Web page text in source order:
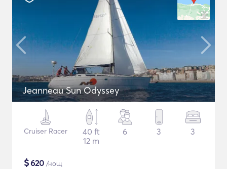
Jeanneau Sun Odyssey
Cruiser Racer
40 ft
12 m
6 3 3
$620 /нощ